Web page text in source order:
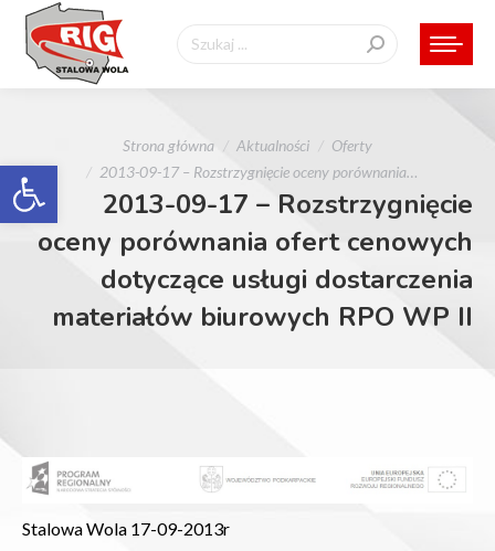
Otwórz pasek narzędzi
Szukaj:
Strona główna Aktualności
Oferty
2013-09-17 – Rozstrzygnięcie oceny porównania…
2013-09-17 – Rozstrzygnięcie
oceny porównania ofert cenowych
dotyczące usługi dostarczenia
materiałów biurowych RPO WP II
Stalowa Wola 17-09-2013r